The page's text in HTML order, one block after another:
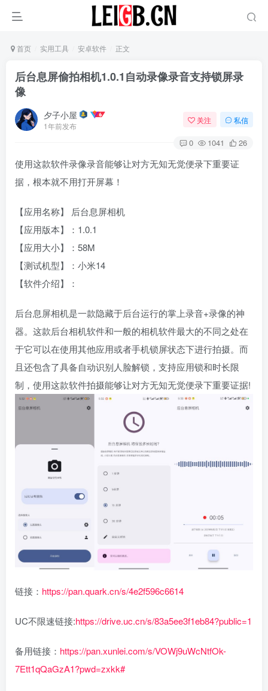
首页 实用工具 安卓软件 正文
后台息屏偷拍相机1.0.1自动录像录音支持锁屏录
像
夕子小屋
1年前发布
关注 私信
0 1041 26
使用这款软件录像录音能够让对方无知无觉便录下重要证
据，根本就不用打开屏幕！
【应用名称】 后台息屏相机
【应用版本】：1.0.1
【应用大小】：58M
【测试机型】：小米14
【软件介绍】：
后台息屏相机是一款隐藏于后台运行的掌上录音+录像的神
器。这款后台相机软件和一般的相机软件最大的不同之处在
于它可以在使用其他应用或者手机锁屏状态下进行拍摄。而
且还包含了具备自动识别人脸解锁，支持应用锁和时长限
制，使用这款软件拍摄能够让对方无知无觉便录下重要证据!
链接： https://pan.quark.cn/s/4e2f596c6614
UC不限速链接:https://drive.uc.cn/s/83a5ee3f1eb84?public=1
备用链接： https://pan.xunlei.com/s/VOWj9uWcNtfOk-
7Ett1qQaGzA1?pwd=zxkk#